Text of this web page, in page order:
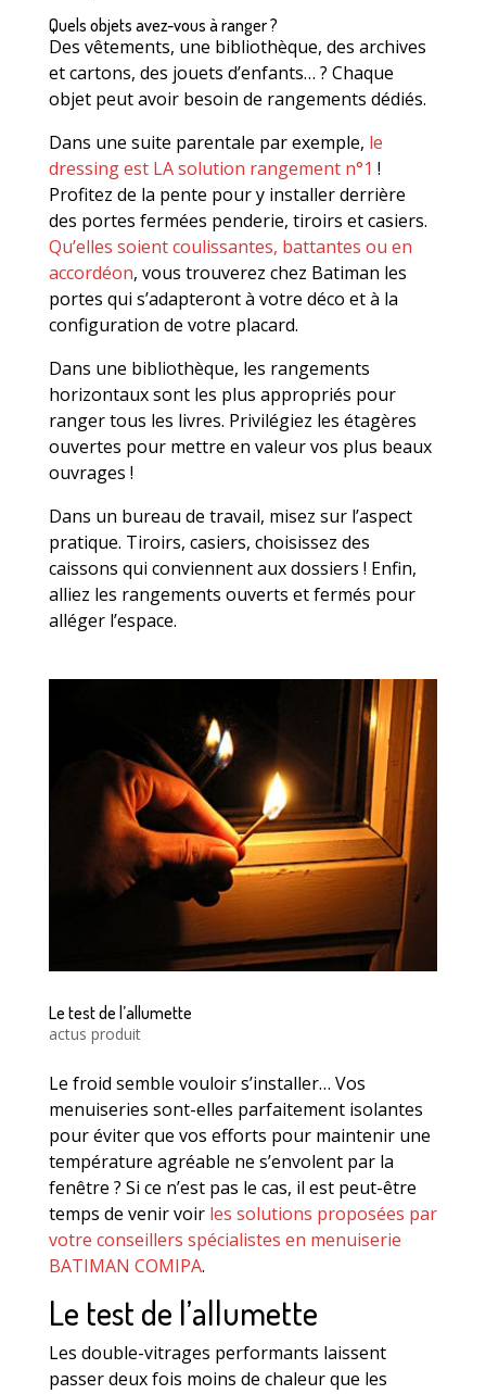
Quels objets avez-vous à ranger ?
Des vêtements, une bibliothèque, des archives
et cartons, des jouets d’enfants… ? Chaque
objet peut avoir besoin de rangements dédiés.
Dans une suite parentale par exemple, le
dressing est LA solution rangement n°1 !
Profitez de la pente pour y installer derrière
des portes fermées penderie, tiroirs et casiers.
Qu’elles soient coulissantes, battantes ou en
accordéon, vous trouverez chez Batiman les
portes qui s’adapteront à votre déco et à la
configuration de votre placard.
Dans une bibliothèque, les rangements
horizontaux sont les plus appropriés pour
ranger tous les livres. Privilégiez les étagères
ouvertes pour mettre en valeur vos plus beaux
ouvrages !
Dans un bureau de travail, misez sur l’aspect
pratique. Tiroirs, casiers, choisissez des
caissons qui conviennent aux dossiers ! Enfin,
alliez les rangements ouverts et fermés pour
alléger l’espace.
Le test de l’allumette
actus produit
Le froid semble vouloir s’installer… Vos
menuiseries sont-elles parfaitement isolantes
pour éviter que vos efforts pour maintenir une
température agréable ne s’envolent par la
fenêtre ? Si ce n’est pas le cas, il est peut-être
temps de venir voir les solutions proposées par
votre conseillers spécialistes en menuiserie
BATIMAN COMIPA.
Le test de l’allumette
Les double-vitrages performants laissent
passer deux fois moins de chaleur que les